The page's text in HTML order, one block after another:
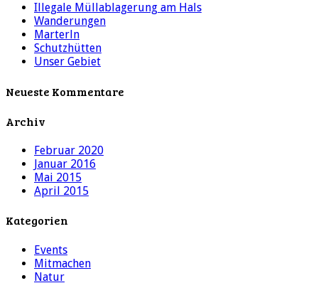
Illegale Müllablagerung am Hals
Wanderungen
Marterln
Schutzhütten
Unser Gebiet
Neueste Kommentare
Archiv
Februar 2020
Januar 2016
Mai 2015
April 2015
Kategorien
Events
Mitmachen
Natur